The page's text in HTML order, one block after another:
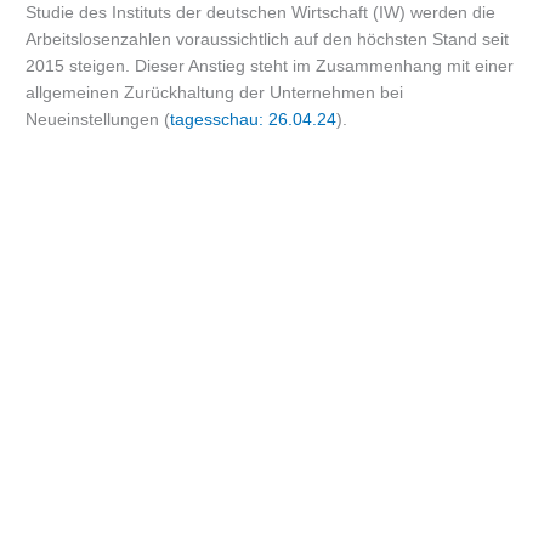
Studie des Instituts der deutschen Wirtschaft (IW) werden die
Arbeitslosenzahlen voraussichtlich auf den höchsten Stand seit
2015 steigen. Dieser Anstieg steht im Zusammenhang mit einer
allgemeinen Zurückhaltung der Unternehmen bei
Neueinstellungen (tagesschau: 26.04.24).